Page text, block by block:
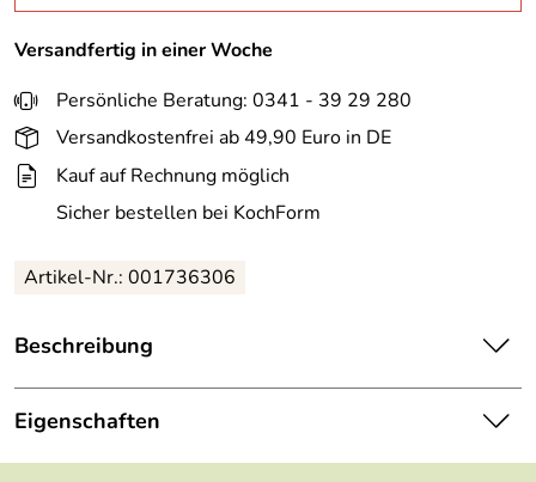
Versandfertig in einer Woche
Persönliche Beratung: 0341 - 39 29 280
Versandkostenfrei ab 49,90 Euro in DE
Kauf auf Rechnung möglich
Sicher bestellen bei KochForm
Artikel-Nr.: 001736306
Beschreibung
Seltmann Weiden Coup Fine Dining Obere, royalblau.
Chr.-Seltmann-Straße 59-67, 92637 Weiden,
Eigenschaften